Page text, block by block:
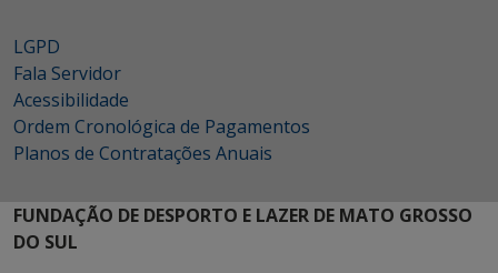
LGPD
Fala Servidor
Acessibilidade
Ordem Cronológica de Pagamentos
Planos de Contratações Anuais
FUNDAÇÃO DE DESPORTO E LAZER DE MATO GROSSO
DO SUL